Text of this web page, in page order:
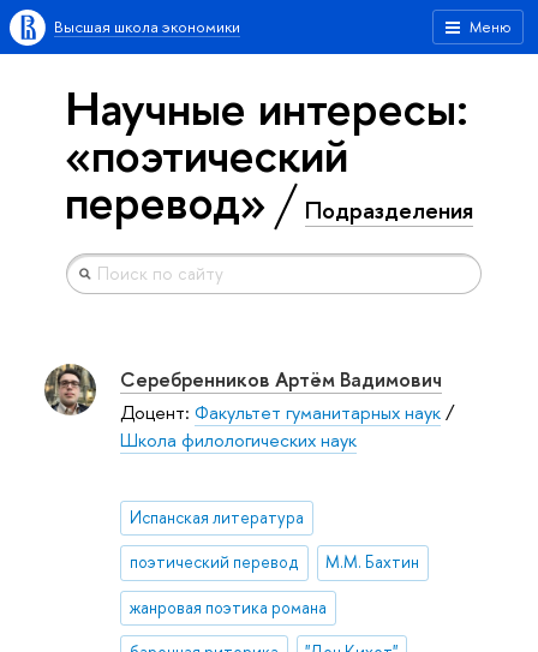
Меню
Высшая школа экономики
Научные интересы:
«поэтический
перевод» Подразделения
Серебренников Артём Вадимович
Доцент: Факультет гуманитарных наук/
Школа филологических наук
Испанская литература
поэтический перевод М.М. Бахтин
жанровая поэтика романа